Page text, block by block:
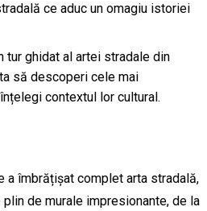
ce aduc un omagiu istoriei
tur ghidat al artei stradale din
să descoperi cele mai
contextul lor cultural.
a îmbrățișat complet arta stradală,
de murale impresionante, de la